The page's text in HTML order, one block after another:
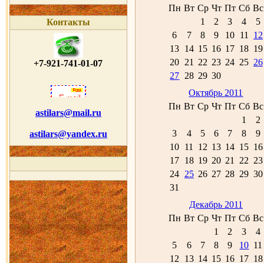
Контакты
+7-921-741-01-07
astilars@mail.ru
astilars@yandex.ru
Пн Вт Ср Чт Пт Сб Вс
1
2 3 4
5
6
7 8 9 10 11
12
13 14 15 16 17 18 19
20 21 22 23 24 25 26
27 28 29 30
Октябрь 2011
Пн Вт Ср Чт Пт Сб Вс
1
2
3
4 5 6 7 8
9
10 11 12 13 14 15 16
17 18 19 20 21 22 23
24 25 26 27 28 29 30
31
Декабрь 2011
Пн Вт Ср Чт Пт Сб Вс
1
2 3
4
5
6 7 8 9 10 11
12
13 14 15 16 17 18